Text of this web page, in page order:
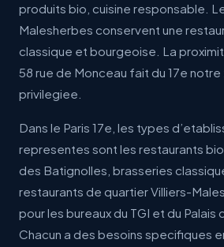
produits bio, cuisine responsable.
Malesherbes conservent une
classique et bourgeoise. La
58 rue de Monceau fait du 17e
privilegiee.
Dans le Paris 17e, les types
representes sont les restaurants
des Batignolles, brasseries
restaurants de quartier Villiers-
pour les bureaux du TGI et du Palais
Chacun a des besoins specifiques